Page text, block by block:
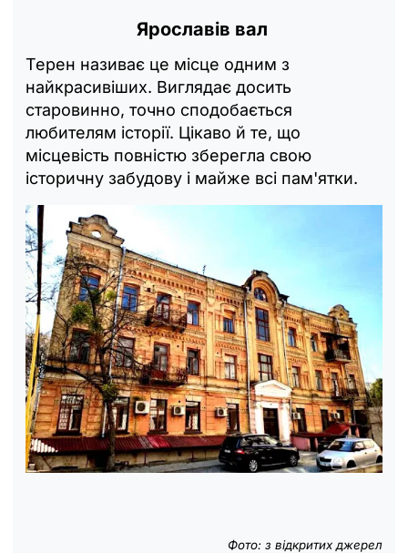
Ярославів вал
Терен називає це місце одним з
найкрасивіших. Виглядає досить
старовинно, точно сподобається
любителям історії. Цікаво й те, що
місцевість повністю зберегла свою
історичну забудову і майже всі пам'ятки.
Фото: з відкритих джерел